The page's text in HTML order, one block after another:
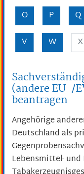
O
P Q
V
W X
(andere EU-/
beantragen
Angehörige
Deutschland als
Lebensmittel-